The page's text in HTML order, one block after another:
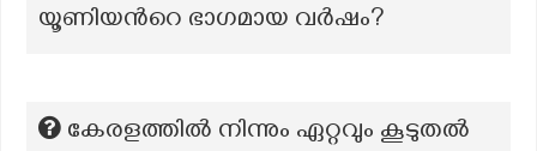
യൂണിയന്‍റെ ഭാഗമായ വർഷം?
കേരളത്തില്‍ നിന്നും ഏറ്റവും കൂടുതല്‍